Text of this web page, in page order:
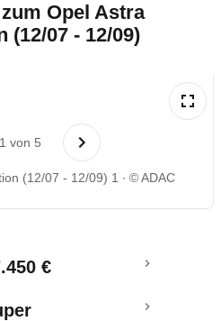
Opel Astra
(12/07 - 12/09)
1 von 5
(12/07 - 12/09) 1 © ADAC
€